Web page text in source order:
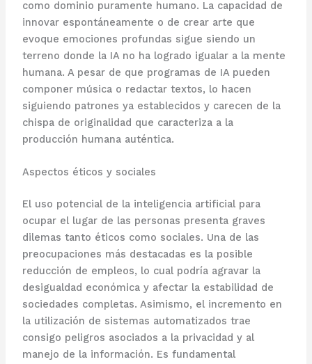
como dominio puramente humano. La capacidad de
innovar espontáneamente o de crear arte que
evoque emociones profundas sigue siendo un
terreno donde la IA no ha logrado igualar a la mente
humana. A pesar de que programas de IA pueden
componer música o redactar textos, lo hacen
siguiendo patrones ya establecidos y carecen de la
chispa de originalidad que caracteriza a la
producción humana auténtica.
Aspectos éticos y sociales
El uso potencial de la inteligencia artificial para
ocupar el lugar de las personas presenta graves
dilemas tanto éticos como sociales. Una de las
preocupaciones más destacadas es la posible
reducción de empleos, lo cual podría agravar la
desigualdad económica y afectar la estabilidad de
sociedades completas. Asimismo, el incremento en
la utilización de sistemas automatizados trae
consigo peligros asociados a la privacidad y al
manejo de la información. Es fundamental